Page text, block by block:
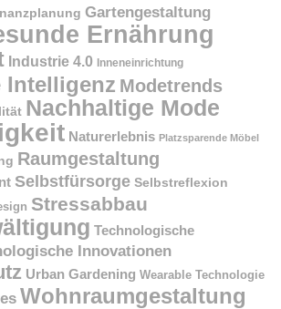
Gartengestaltung
Ernährung
Industrie 4.0 Inneneinrichtung
Intelligenz Modetrends
Nachhaltige Mode
Naturerlebnis Platzsparende Möbel
Raumgestaltung
Selbstfürsorge Selbstreflexion
Stressabbau
Technologische
Innovationen
Urban Gardening Wearable Technologie
Wohnraumgestaltung